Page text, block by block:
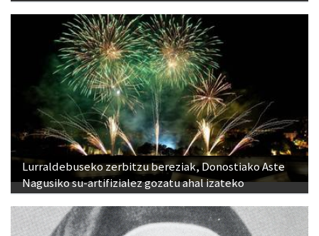
Lurraldebuseko zerbitzu bereziak, Donostiako Aste
Nagusiko su-artifizialez gozatu ahal izateko